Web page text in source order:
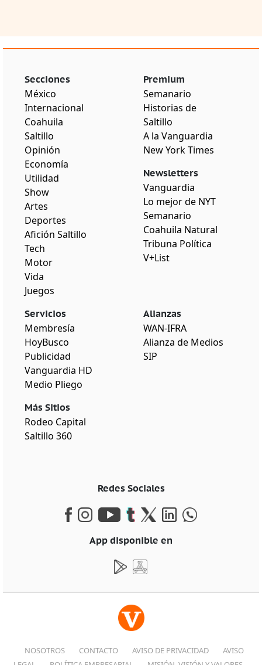
Secciones
México
Internacional
Coahuila
Saltillo
Opinión
Economía
Utilidad
Show
Artes
Deportes
Afición Saltillo
Tech
Motor
Vida
Juegos
Premium
Semanario
Historias de
Saltillo
A la Vanguardia
New York Times
Newsletters
Vanguardia
Lo mejor de NYT
Semanario
Coahuila Natural
Tribuna Política
V+List
Servicios
Membresía
HoyBusco
Publicidad
Vanguardia HD
Medio Pliego
Más Sitios
Rodeo Capital
Saltillo 360
Alianzas
WAN-IFRA
Alianza de Medios
SIP
Redes Sociales
App disponible en
NOSOTROS CONTACTO AVISO DE PRIVACIDAD
AVISO